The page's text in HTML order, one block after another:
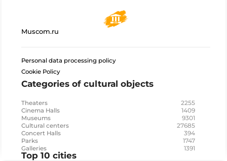
Muscom.ru
Personal data processing policy
Cookie Policy
Categories of cultural objects
Theaters 2255
Cinema Halls 1409
Museums 9301
Cultural centers 27685
Concert Halls 394
Parks 1747
Galleries 1391
Top 10 cities